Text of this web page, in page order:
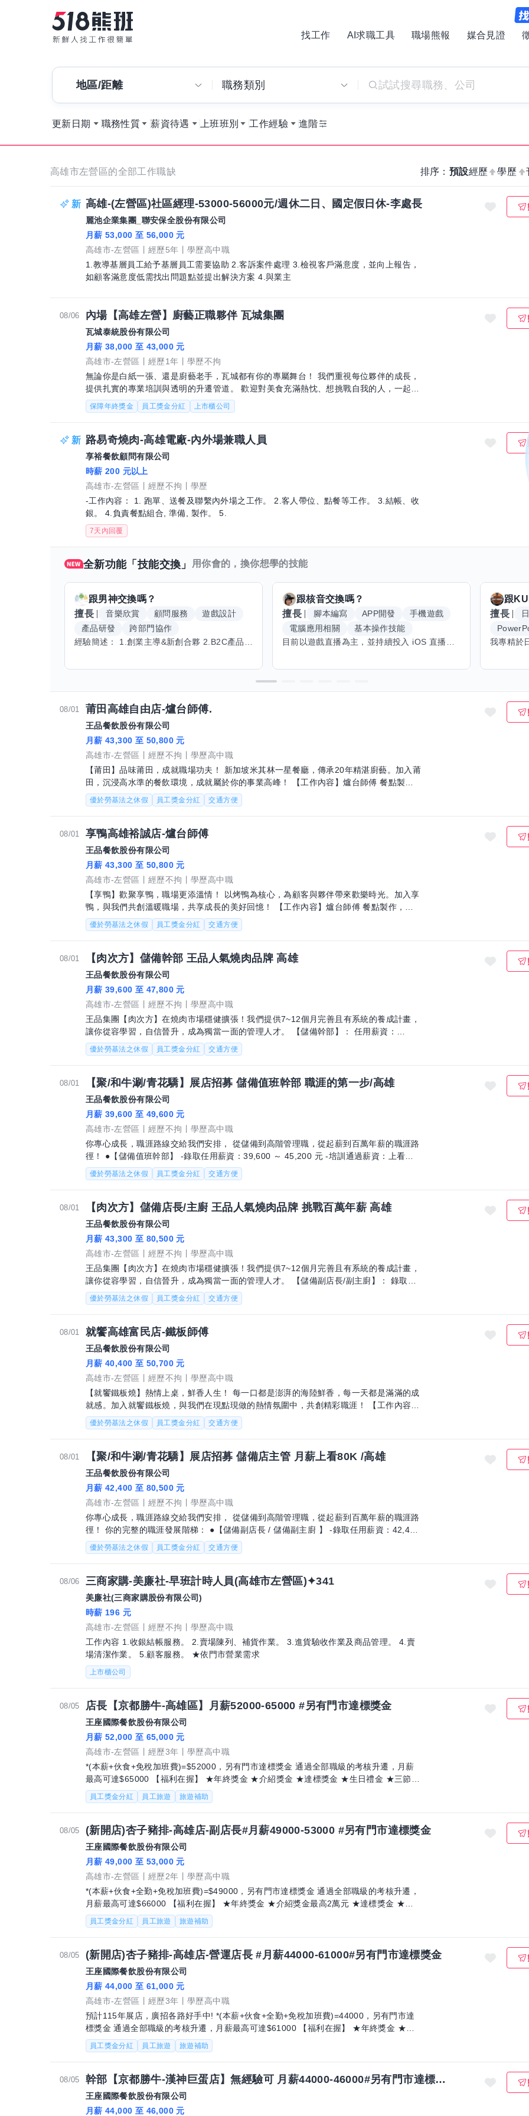
找工作 AI求職工具 職場熊報 媒合見證
地區/距離 職務類別
更新日期 職務性質 薪資待遇 上班班別 工作經驗 進階
高雄市左營區的全部工作職缺 排序： 預設經歷 學歷
高雄-(左營區)社區經理-53000-56000元/週休二日、國定假日休-李處長
麗池企業集團_聯安保全股份有限公司
月薪 53,000 至 56,000 元
高雄市-左營區
經歷5年
學歷高中職
1.教導基層員工給予基層員工需要協助 2.客訴案件處理 3.檢視客戶滿意度，並向上報告，
如顧客滿意度低需找出問題點並提出解決方案 4.與業主
08/06 內場【高雄左營】廚藝正職夥伴 瓦城集團
瓦城泰統股份有限公司
月薪 38,000 至 43,000 元
高雄市-左營區
經歷1年
學歷不拘
無論你是白紙一張、還是廚藝老手，瓦城都有你的專屬舞台！ 我們重視每位夥伴的成長，
提供扎實的專業培訓與透明的升遷管道。 歡迎對美食充滿熱忱、想挑戰自我的人，一起加
入創造無限可能！ 【工作內容】 1.
保障年終獎金 員工獎金分紅 上市櫃公司
路易奇燒肉-高雄電廠-內外場兼職人員
享裕餐飲顧問有限公司
時薪 200 元以上
高雄市-左營區
經歷不拘
學歷
-工作內容： 1. 跑單、送餐及聯繫內外場之工作。 2.客人帶位、點餐等工作。 3.結帳、收
銀。 4.負責餐點組合, 準備, 製作。 5.
7天內回覆
全新功能「技能交換」 用你會的，換你想學的技能
跟男神交換嗎？
擅長
音樂欣賞 顧問服務
遊戲設計
產品研發
跨部門協作
經驗簡述： 1.創業主導&新創合夥 2.B2C產品開發運營一條龍 3.AI應用開發與量化研究新創 標籤話題都可以聊，開放交流 找尋共同創業機會，亦歡迎新創收編
跟核音交換嗎？
擅長
腳本編寫 APP開發
手機遊戲
電腦應用相關
基本操作技能
目前以遊戲直播為主，並持續投入 iOS 直播推流應用開發。對直播技術、影音串流、AI 應用、內容創作與產品設計有濃厚興趣，平時透過實作累積開發經驗，也持續學習 Godot 遊戲開發、影音剪輯、音樂創作與編曲等相關技術。 希望透過技能交換認識不同背景的夥伴，一起交流開發經驗、Side Project、AI 工作流程、內容創作與職涯發展。如果你也對程式開發、直播技術、設計、美術、Cosplay、造型、化妝、攝影、影音製作、音樂創作等領域有興趣，都很歡迎交流，彼此分享經驗、互相學習，一起成長。
跟
擅長
08/01 莆田高雄自由店-爐台師傅.
王品餐飲股份有限公司
月薪 43,300 至 50,800 元
高雄市-左營區
經歷不拘
學歷高中職
【莆田】品味莆田，成就職場功夫！ 新加坡米其林一星餐廳，傳承20年精湛廚藝。加入莆
田，沉浸高水準的餐飲環境，成就屬於你的事業高峰！ 【工作內容】爐台師傅 餐點製
作，內場相關事務 為顧客呈現安心且高品
優於勞基法之休假 員工獎金分紅 交通方便
08/01 享鴨高雄裕誠店-爐台師傅
王品餐飲股份有限公司
月薪 43,300 至 50,800 元
高雄市-左營區
經歷不拘
學歷高中職
【享鴨】歡聚享鴨，職場更添溫情！ 以烤鴨為核心，為顧客與夥伴帶來歡樂時光。加入享
鴨，與我們共創溫暖職場，共享成長的美好回憶！ 【工作內容】爐台師傅 餐點製作，內
場相關事務 為顧客呈現安心且高品質的用
優於勞基法之休假 員工獎金分紅 交通方便
08/01 【肉次方】儲備幹部 王品人氣燒肉品牌 高雄
王品餐飲股份有限公司
月薪 39,600 至 47,800 元
高雄市-左營區
經歷不拘
學歷高中職
王品集團【肉次方】在燒肉市場穩健擴張！我們提供7~12個月完善且有系統的養成計畫，
讓你從容學習，自信晉升，成為獨當一面的管理人才。 【儲備幹部】： 任用薪資：
39,600~45,200元 培訓通過
優於勞基法之休假 員工獎金分紅 交通方便
08/01 【聚/和牛涮/青花驕】展店招募 儲備值班幹部 職涯的第一步/高雄
王品餐飲股份有限公司
月薪 39,600 至 49,600 元
高雄市-左營區
經歷不拘
學歷高中職
你專心成長，職涯路線交給我們安排， 從儲備到高階管理職，從起薪到百萬年薪的職涯路
徑！ ●【儲備值班幹部】 -錄取任用薪資：39,600 ～ 45,200 元 -培訓通過薪資：上看
49,600 元，
優於勞基法之休假 員工獎金分紅 交通方便
08/01 【肉次方】儲備店長/主廚 王品人氣燒肉品牌 挑戰百萬年薪 高雄
王品餐飲股份有限公司
月薪 43,300 至 80,500 元
高雄市-左營區
經歷不拘
學歷高中職
王品集團【肉次方】在燒肉市場穩健擴張！我們提供7~12個月完善且有系統的養成計畫，
讓你從容學習，自信晉升，成為獨當一面的管理人才。 【儲備副店長/副主廚】： 錄取任
用薪資：43,300~49,60
優於勞基法之休假 員工獎金分紅 交通方便
08/01 就饗高雄富民店-鐵板師傅
王品餐飲股份有限公司
月薪 40,400 至 50,700 元
高雄市-左營區
經歷不拘
學歷高中職
【就饗鐵板燒】熱情上桌，鮮香人生！ 每一口都是澎湃的海陸鮮香，每一天都是滿滿的成
就感。加入就饗鐵板燒，與我們在現點現做的熱情氛圍中，共創精彩職涯！ 【工作內容】
鐵板師傅 鐵板燒料理製作、食材備製與廚
優於勞基法之休假 員工獎金分紅 交通方便
08/01 【聚/和牛涮/青花驕】展店招募 儲備店主管 月薪上看80K /高雄
王品餐飲股份有限公司
月薪 42,400 至 80,500 元
高雄市-左營區
經歷不拘
學歷高中職
你專心成長，職涯路線交給我們安排， 從儲備到高階管理職，從起薪到百萬年薪的職涯路
徑！ 你的完整的職涯發展階梯： ●【儲備副店長 / 儲備副主廚 】 -錄取任用薪資：42,400
~ 49,600
優於勞基法之休假 員工獎金分紅 交通方便
08/06 三商家購-美廉社-早班計時人員(高雄市左營區)✦341
美廉社(三商家購股份有限公司)
時薪 196 元
高雄市-左營區
經歷不拘
學歷高中職
工作內容 1.收銀結帳服務。 2.賣場陳列、補貨作業。 3.進貨驗收作業及商品管理。 4.賣
場清潔作業。 5.顧客服務。 ★依門市營業需求
上市櫃公司
08/05 店長【京都勝牛-高雄區】月薪52000-65000 #另有門市達標獎金
王座國際餐飲股份有限公司
月薪 52,000 至 65,000 元
高雄市-左營區
經歷3年
學歷高中職
*(本薪+伙食+免稅加班費)=$52000，另有門市達標獎金 通過全部職級的考核升遷，月薪
最高可達$65000 【福利在握】 ★年終獎金 ★介紹獎金 ★達標獎金 ★生日禮金 ★三節禮
金/禮品 ★年度
員工獎金分紅 員工旅遊 旅遊補助
08/05 (新開店)杏子豬排-高雄店-副店長#月薪49000-53000 #另有門市達標獎金
王座國際餐飲股份有限公司
月薪 49,000 至 53,000 元
高雄市-左營區
經歷2年
學歷高中職
*(本薪+伙食+全勤+免稅加班費)=$49000，另有門市達標獎金 通過全部職級的考核升遷，
月薪最高可達$66000 【福利在握】 ★年終獎金 ★介紹獎金最高2萬元 ★達標獎金 ★生
日禮金 ★三節禮
員工獎金分紅 員工旅遊 旅遊補助
08/05 (新開店)杏子豬排-高雄店-營運店長 #月薪44000-61000#另有門市達標獎金
王座國際餐飲股份有限公司
月薪 44,000 至 61,000 元
高雄市-左營區
經歷3年
學歷高中職
預計115年展店，廣招各路好手中! *(本薪+伙食+全勤+免稅加班費)=44000，另有門市達
標獎金 通過全部職級的考核升遷，月薪最高可達$61000 【福利在握】 ★年終獎金 ★介
紹獎金 ★達標
員工獎金分紅 員工旅遊 旅遊補助
08/05 幹部【京都勝牛-漢神巨蛋店】無經驗可 月薪44000-46000#另有門市達標獎金
王座國際餐飲股份有限公司
月薪 44,000 至 46,000 元